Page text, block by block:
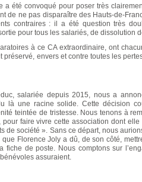
a été convoqué pour poser très
de ne pas disparaître des Hauts-de-
contraires : il a été question très
pour tous les salariés, de dissolution
à ce CA extraordinaire, ont
envers et contre toutes les
salariée depuis 2015, nous a
là une racine solide. Cette décision
teintée de tristesse. Nous tenons à
pour faire vivre cette association dont
de société ». Sans ce départ, nous
Florence Joly a dû, de son côté,
de poste. Nous comptons sur
assuraient.